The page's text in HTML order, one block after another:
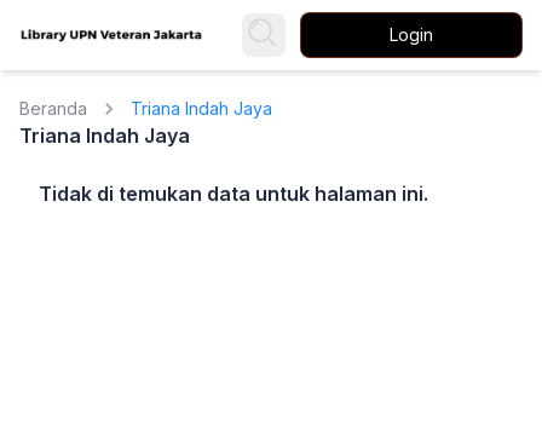
Login
Beranda Triana Indah Jaya
Triana Indah Jaya
Tidak di temukan data untuk halaman ini.